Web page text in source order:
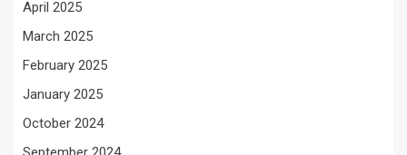
April 2025
March 2025
February 2025
January 2025
October 2024